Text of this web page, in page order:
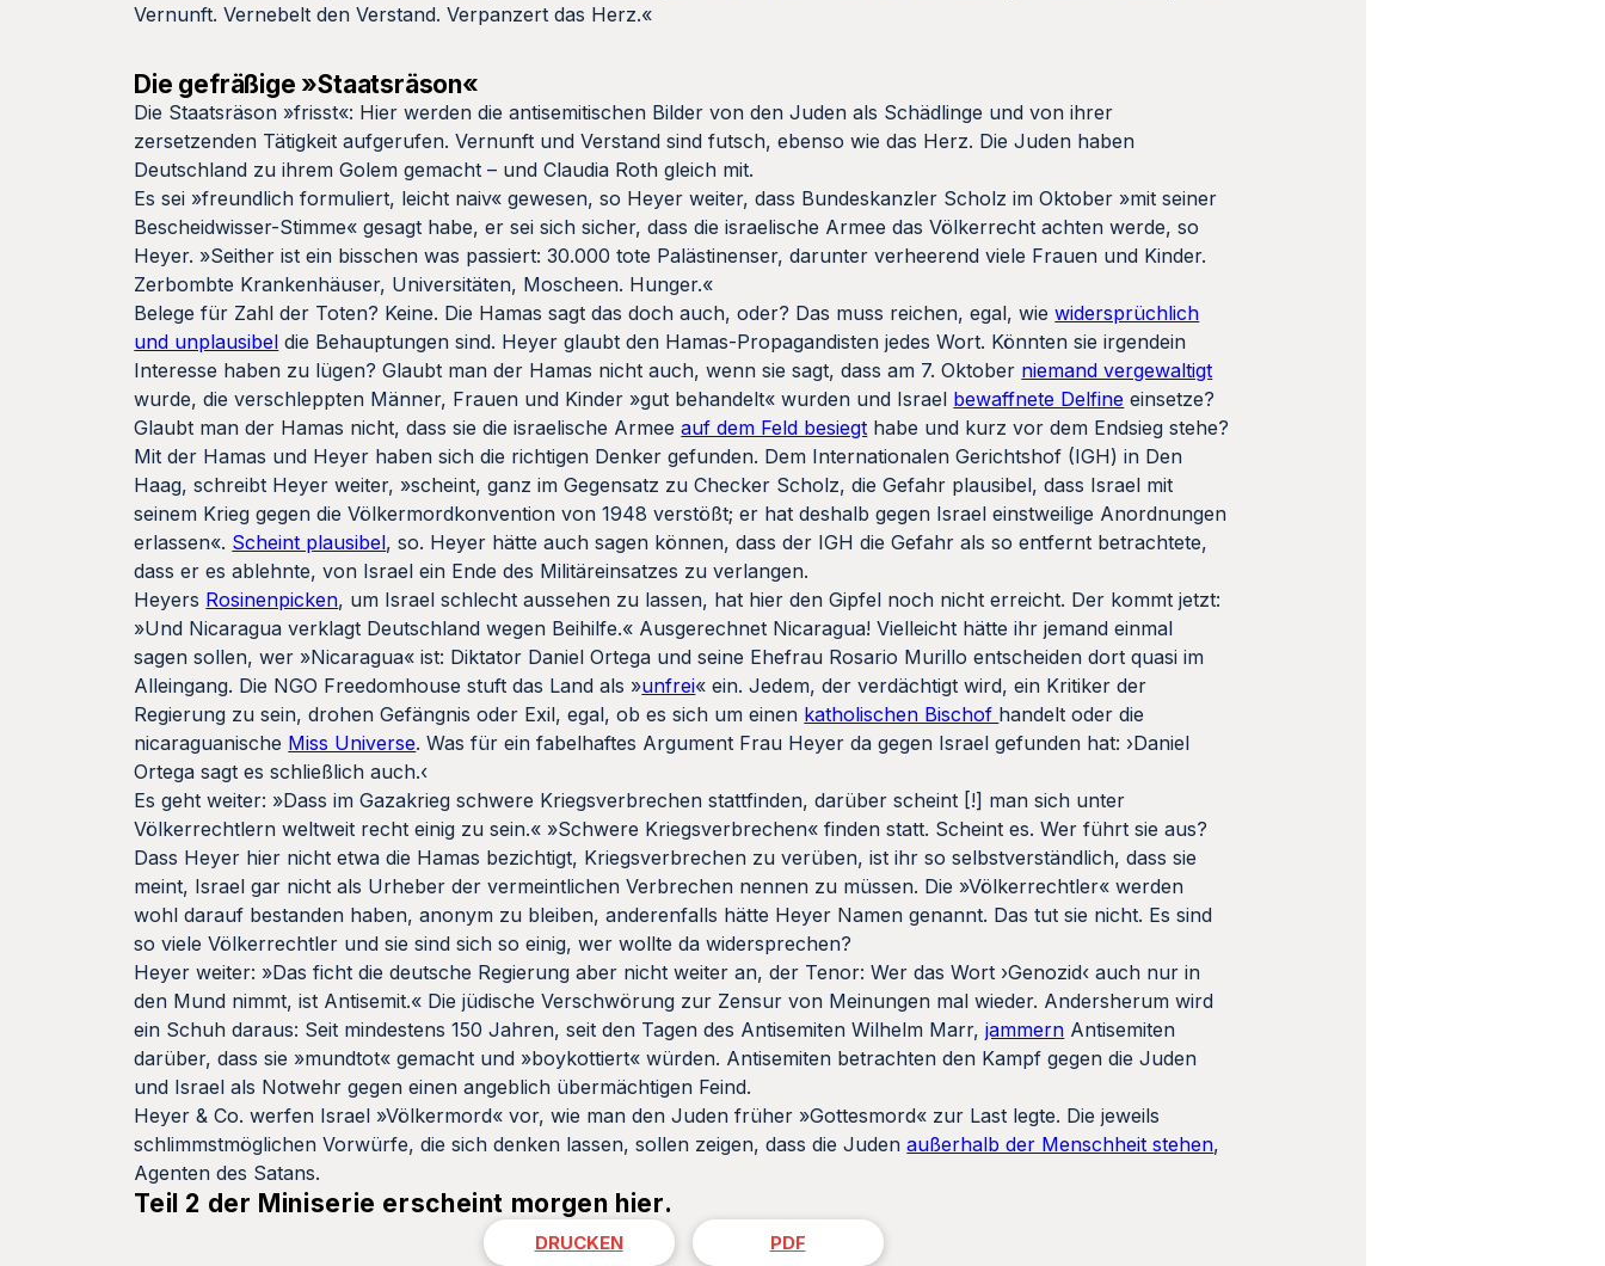
Vernunft. Vernebelt den Verstand. Verpanzert das Herz.«
Die gefräßige »Staatsräson«
Die Staatsräson »frisst«: Hier werden die antisemitischen Bilder von den Juden als Schädlinge und von ihrer
zersetzenden Tätigkeit aufgerufen. Vernunft und Verstand sind futsch, ebenso wie das Herz. Die Juden haben
Deutschland zu ihrem Golem gemacht – und Claudia Roth gleich mit.
Es sei »freundlich formuliert, leicht naiv« gewesen, so Heyer weiter, dass Bundeskanzler Scholz im Oktober »mit seiner
Bescheidwisser-Stimme« gesagt habe, er sei sich sicher, dass die israelische Armee das Völkerrecht achten werde, so
Heyer. »Seither ist ein bisschen was passiert: 30.000 tote Palästinenser, darunter verheerend viele Frauen und Kinder.
Zerbombte Krankenhäuser, Universitäten, Moscheen. Hunger.«
Belege für Zahl der Toten? Keine. Die Hamas sagt das doch auch, oder? Das muss reichen, egal, wiewidersprüchlich
und unplausibel die Behauptungen sind. Heyer glaubt den Hamas-Propagandisten jedes Wort. Könnten sie irgendein
Interesse haben zu lügen? Glaubt man der Hamas nicht auch, wenn sie sagt, dass am 7. Oktober niemand vergewaltigt
wurde, die verschleppten Männer, Frauen und Kinder »gut behandelt« wurden und Israel bewaffnete Delfine einsetze?
Glaubt man der Hamas nicht, dass sie die israelische Armeeauf dem Feld besiegt habe und kurz vor dem Endsieg stehe?
Mit der Hamas und Heyer haben sich die richtigen Denker gefunden. Dem Internationalen Gerichtshof (IGH) in Den
Haag, schreibt Heyer weiter, »scheint, ganz im Gegensatz zu Checker Scholz, die Gefahr plausibel, dass Israel mit
seinem Krieg gegen die Völkermordkonvention von 1948 verstößt; er hat deshalb gegen Israel einstweilige Anordnungen
erlassen«. Scheint plausibel, so. Heyer hätte auch sagen können, dass der IGH die Gefahr als so entfernt betrachtete,
dass er es ablehnte, von Israel ein Ende des Militäreinsatzes zu verlangen.
Heyers Rosinenpicken, um Israel schlecht aussehen zu lassen, hat hier den Gipfel noch nicht erreicht. Der kommt jetzt:
»Und Nicaragua verklagt Deutschland wegen Beihilfe.« Ausgerechnet Nicaragua! Vielleicht hätte ihr jemand einmal
sagen sollen, wer »Nicaragua« ist: Diktator Daniel Ortega und seine Ehefrau Rosario Murillo entscheiden dort quasi im
Alleingang. Die NGO Freedomhouse stuft das Land als »unfrei« ein. Jedem, der verdächtigt wird, ein Kritiker der
Regierung zu sein, drohen Gefängnis oder Exil, egal, ob es sich um einen katholischen Bischof handelt oder die
nicaraguanische Miss Universe. Was für ein fabelhaftes Argument Frau Heyer da gegen Israel gefunden hat: ›Daniel
Ortega sagt es schließlich auch.‹
Es geht weiter: »Dass im Gazakrieg schwere Kriegsverbrechen stattfinden, darüber scheint [!] man sich unter
Völkerrechtlern weltweit recht einig zu sein.« »Schwere Kriegsverbrechen« finden statt. Scheint es. Wer führt sie aus?
Dass Heyer hier nicht etwa die Hamas bezichtigt, Kriegsverbrechen zu verüben, ist ihr so selbstverständlich, dass sie
meint, Israel gar nicht als Urheber der vermeintlichen Verbrechen nennen zu müssen. Die »Völkerrechtler« werden
wohl darauf bestanden haben, anonym zu bleiben, anderenfalls hätte Heyer Namen genannt. Das tut sie nicht. Es sind
so viele Völkerrechtler und sie sind sich so einig, wer wollte da widersprechen?
Heyer weiter: »Das ficht die deutsche Regierung aber nicht weiter an, der Tenor: Wer das Wort ›Genozid‹ auch nur in
den Mund nimmt, ist Antisemit.« Die jüdische Verschwörung zur Zensur von Meinungen mal wieder. Andersherum wird
ein Schuh daraus: Seit mindestens 150 Jahren, seit den Tagen des Antisemiten Wilhelm Marr,jammern Antisemiten
darüber, dass sie »mundtot« gemacht und »boykottiert« würden. Antisemiten betrachten den Kampf gegen die Juden
und Israel als Notwehr gegen einen angeblich übermächtigen Feind.
Heyer & Co. werfen Israel »Völkermord« vor, wie man den Juden früher »Gottesmord« zur Last legte. Die jeweils
schlimmstmöglichen Vorwürfe, die sich denken lassen, sollen zeigen, dass die Judenaußerhalb der Menschheit stehen,
Agenten des Satans.
Teil 2 der Miniserie erscheint morgen hier.
DRUCKEN PDF